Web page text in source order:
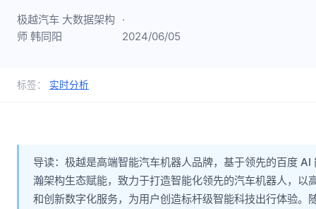
极越汽车 大数据架构
师 韩同阳
·
2024/06/05
标签： 实时分析
导读：极越是高端智能汽车机器人品牌，基于领先的百度 AI
瀚架构生态赋能，致力于打造智能化领先的汽车机器人，以
和创新数字化服务，为用户创造标杆级智能科技出行体验。